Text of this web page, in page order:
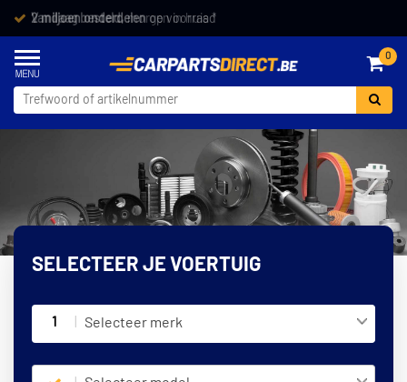
Vandaag besteld,morgen in huis *
0
SELECTEER JE VOERTUIG
1 Selecteer merk